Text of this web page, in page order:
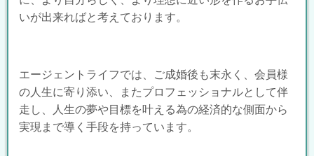
いが出来ればと考えております。
エージェントライフでは、ご成婚後も末永く、会員様
の人生に寄り添い、またプロフェッショナルとして伴
走し、人生の夢や目標を叶える為の経済的な側面から
実現まで導く手段を持っています。